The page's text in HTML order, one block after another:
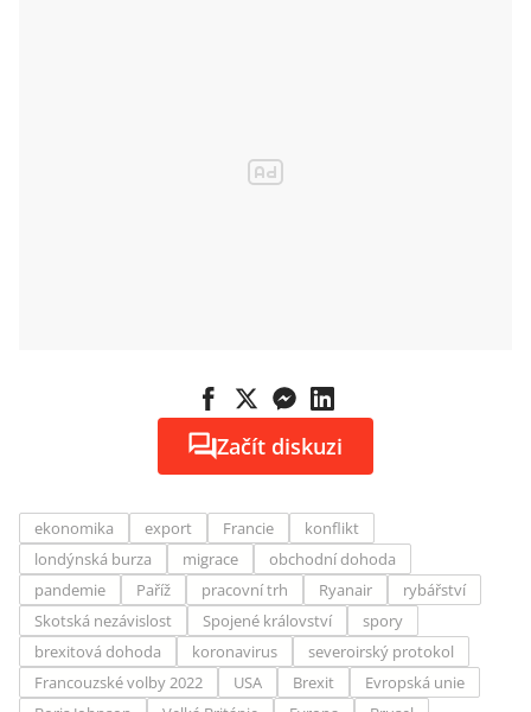
Začít diskuzi
ekonomika export Francie
konflikt
londýnská burza
migrace
obchodní dohoda
pandemie
Paříž pracovní trh Ryanair
rybářství
Skotská nezávislost
Spojené království
spory
brexitová dohoda
koronavirus
severoirský protokol
Francouzské volby 2022
USA Brexit
Evropská unie